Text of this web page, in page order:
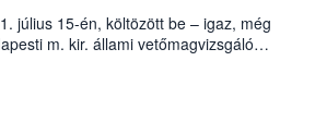
július 15-én, költözött be – igaz, még
m. kir. állami vetőmagvizsgáló
15. szám alatti, Czigler Győző által